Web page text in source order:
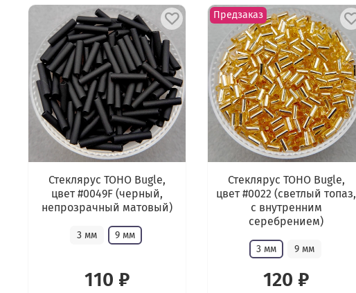
Стеклярус TOHO Bugle,
цвет #0049F (черный,
непрозрачный матовый)
3 мм 9 мм
110 ₽
Предзаказ
Стеклярус TOHO Bugle,
цвет #0022 (светлый топаз,
с внутренним
серебрением)
3 мм 9 мм
120 ₽